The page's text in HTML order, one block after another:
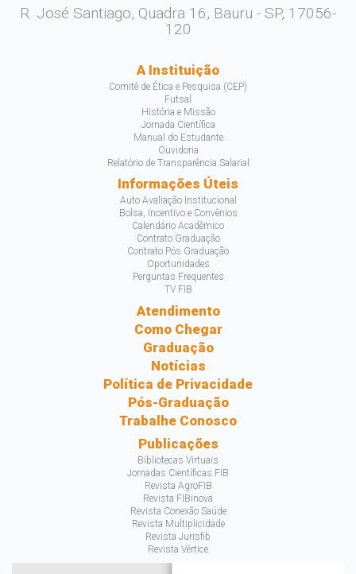
R. José Santiago, Quadra 16, Bauru - SP, 17056-
120
A Instituição
Comitê de Ética e Pesquisa (CEP)
Futsal
História e Missão
Jornada Científica
Manual do Estudante
Ouvidoria
Relatório de Transparência Salarial
Informações Úteis
Auto Avaliação Institucional
Bolsa, Incentivo e Convênios
Calendário Acadêmico
Contrato Graduação
Contrato Pós Graduação
Oportunidades
Perguntas Frequentes
TV FIB
Atendimento
Como Chegar
Graduação
Notícias
Política de Privacidade
Pós-Graduação
Trabalhe Conosco
Publicações
Bibliotecas Virtuais
Jornadas Científicas FIB
Revista AgroFIB
Revista FIBinova
Revista Conexão Saúde
Revista Multiplicidade
Revista Jurisfib
Revista Vértice